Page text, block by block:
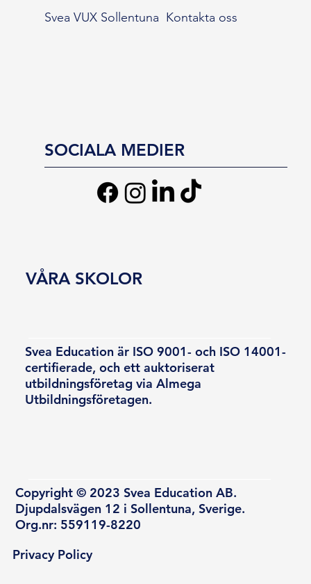
Svea VUX Sollentuna Kontakta oss
SOCIALA MEDIER
Svea Education är ISO 9001- och ISO 14001-
certifierade, och ett auktoriserat
utbildningsföretag via Almega
Utbildningsföretagen.
Copyright © 2023 Svea Education AB.
Djupdalsvägen 12 i Sollentuna, Sverige.
Org.nr: 559119-8220
VÅRA SKOLOR
Privacy Policy